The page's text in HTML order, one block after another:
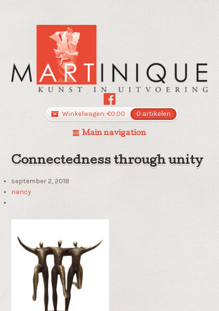
Winkelwagen: €0.00 0 artikelen
Main navigation
Connectedness through unity
september 2, 2018
nancy